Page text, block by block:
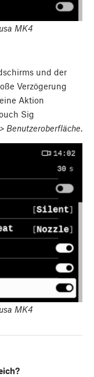
MK4
und der
Verzögerung
Aktion
Sig
Benutzeroberfläche.
MK4